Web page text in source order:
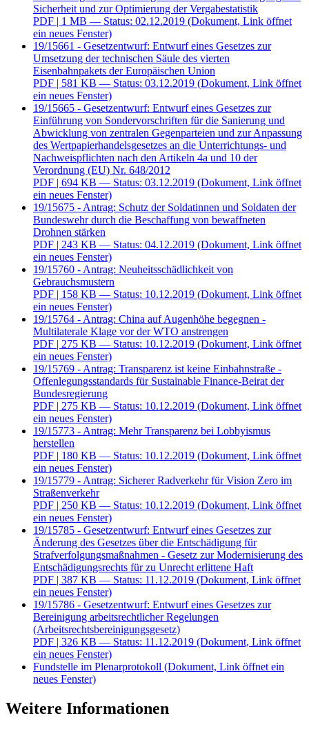
Sicherheit und zur Optimierung der Vergabestatistik
PDF | 1 MB — Status: 02.12.2019 (Dokument, Link öffnet
ein neues Fenster)
19/15661 - Gesetzentwurf: Entwurf eines Gesetzes zur
Umsetzung der technischen Säule des vierten
Eisenbahnpakets der Europäischen Union
PDF | 581 KB — Status: 03.12.2019 (Dokument, Link öffnet
ein neues Fenster)
19/15665 - Gesetzentwurf: Entwurf eines Gesetzes zur
Einführung von Sondervorschriften für die Sanierung und
Abwicklung von zentralen Gegenparteien und zur Anpassung
des Wertpapierhandelsgesetzes an die Unterrichtungs- und
Nachweispflichten nach den Artikeln 4a und 10 der
Verordnung (EU) Nr. 648/2012
PDF | 694 KB — Status: 03.12.2019 (Dokument, Link öffnet
ein neues Fenster)
19/15675 - Antrag: Schutz der Soldatinnen und Soldaten der
Bundeswehr durch die Beschaffung von bewaffneten
Drohnen stärken
PDF | 243 KB — Status: 04.12.2019 (Dokument, Link öffnet
ein neues Fenster)
19/15760 - Antrag: Neuheitsschädlichkeit von
Gebrauchsmustern
PDF | 158 KB — Status: 10.12.2019 (Dokument, Link öffnet
ein neues Fenster)
19/15764 - Antrag: China auf Augenhöhe begegnen -
Multilaterale Klage vor der WTO anstrengen
PDF | 275 KB — Status: 10.12.2019 (Dokument, Link öffnet
ein neues Fenster)
19/15769 - Antrag: Transparenz ist keine Einbahnstraße -
Offenlegungsstandards für Sustainable Finance-Beirat der
Bundesregierung
PDF | 275 KB — Status: 10.12.2019 (Dokument, Link öffnet
ein neues Fenster)
19/15773 - Antrag: Mehr Transparenz bei Lobbyismus
herstellen
PDF | 180 KB — Status: 10.12.2019 (Dokument, Link öffnet
ein neues Fenster)
19/15779 - Antrag: Sicherer Radverkehr für Vision Zero im
Straßenverkehr
PDF | 250 KB — Status: 10.12.2019 (Dokument, Link öffnet
ein neues Fenster)
19/15785 - Gesetzentwurf: Entwurf eines Gesetzes zur
Änderung des Gesetzes über die Entschädigung für
Strafverfolgungsmaßnahmen - Gesetz zur Modernisierung des
Entschädigungsrechts für zu Unrecht erlittene Haft
PDF | 387 KB — Status: 11.12.2019 (Dokument, Link öffnet
ein neues Fenster)
19/15786 - Gesetzentwurf: Entwurf eines Gesetzes zur
Bereinigung arbeitsrechtlicher Regelungen
(Arbeitsrechtsbereinigungsgesetz)
PDF | 326 KB — Status: 11.12.2019 (Dokument, Link öffnet
ein neues Fenster)
Fundstelle im Plenarprotokoll (Dokument, Link öffnet ein
neues Fenster)
Weitere Informationen